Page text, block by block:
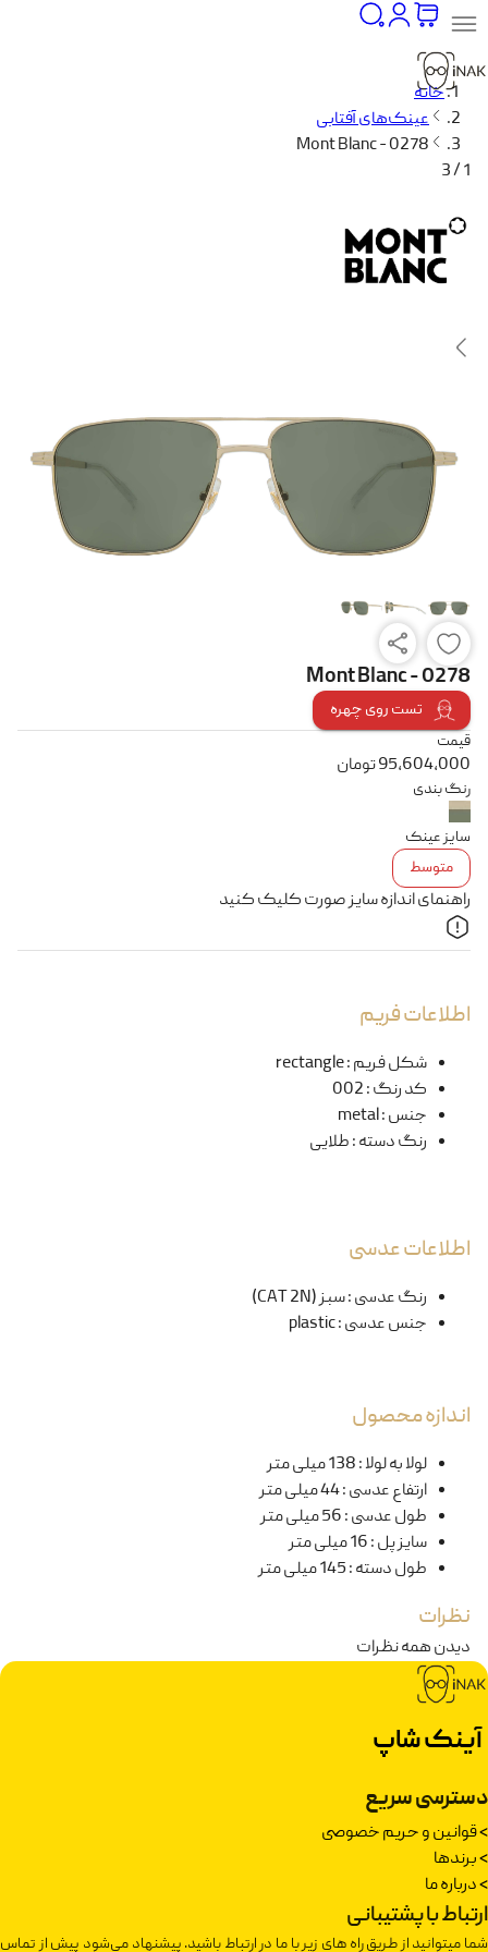
خانه
عینک‌های آفتابی
Mont Blanc - 0278
1 / 3
Mont Blanc - 0278
تست روی چهره
قیمت
95,604,000تومان
رنگ بندی
سایز عینک
متوسط
راهنمای اندازه سایز صورت کلیک کنید
اطلاعات فریم
شکل فریم:
rectangle
کد رنگ:
002
جنس:
metal
رنگ دسته:طلایی
اطلاعات عدسی
رنگ عدسی:سبز (CAT 2N)
جنس عدسی:
plastic
اندازه محصول
لولا به لولا:138 میلی متر
ارتفاع عدسی:44 میلی متر
طول عدسی:56 میلی متر
سایز پل:16 میلی متر
طول دسته:145 میلی متر
نظرات
دیدن همه نظرات
آینک شاپ
دسترسی سریع
>قوانین و حریم خصوصی
>برندها
>درباره ما
ارتباط با پشتیبانی
شما میتوانید از طریق راه های زیر با ما در ارتباط باشید. پیشنهاد می‌شود پیش از تماس